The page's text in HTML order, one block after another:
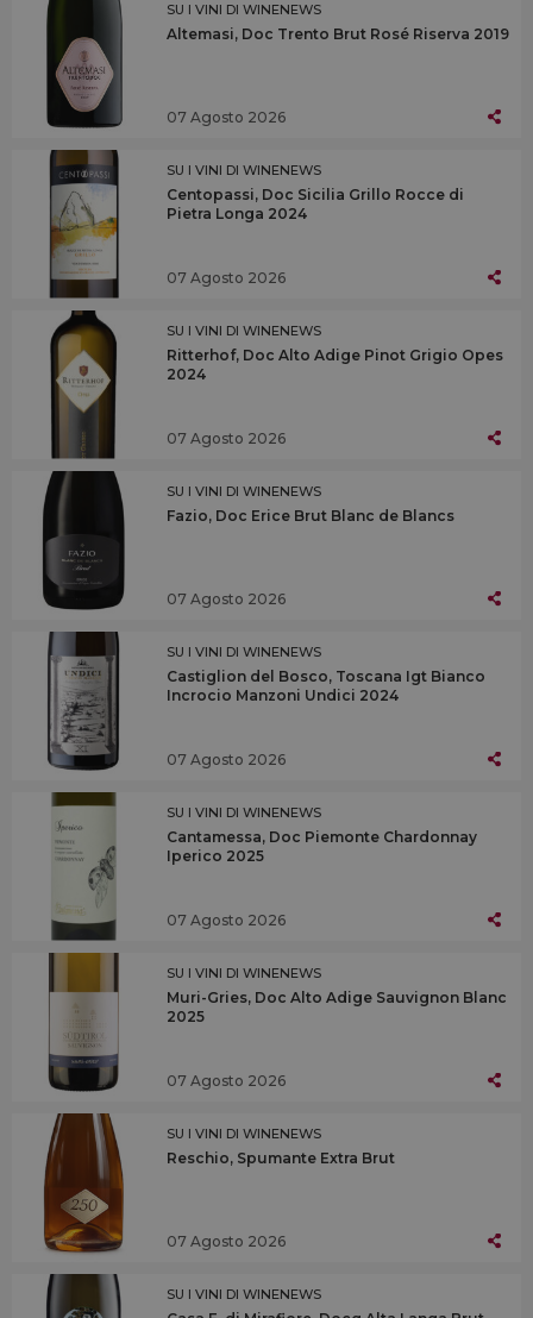
SU I VINI DI WINENEWS
Altemasi, Doc Trento Brut Rosé Riserva 2019
07 Agosto 2026
SU I VINI DI WINENEWS
Centopassi, Doc Sicilia Grillo Rocce di
Pietra Longa 2024
07 Agosto 2026
SU I VINI DI WINENEWS
Ritterhof, Doc Alto Adige Pinot Grigio Opes
2024
07 Agosto 2026
SU I VINI DI WINENEWS
Fazio, Doc Erice Brut Blanc de Blancs
07 Agosto 2026
SU I VINI DI WINENEWS
Castiglion del Bosco, Toscana Igt Bianco
Incrocio Manzoni Undici 2024
07 Agosto 2026
SU I VINI DI WINENEWS
Cantamessa, Doc Piemonte Chardonnay
Iperico 2025
07 Agosto 2026
SU I VINI DI WINENEWS
Muri-Gries, Doc Alto Adige Sauvignon Blanc
2025
07 Agosto 2026
SU I VINI DI WINENEWS
Reschio, Spumante Extra Brut
07 Agosto 2026
SU I VINI DI WINENEWS